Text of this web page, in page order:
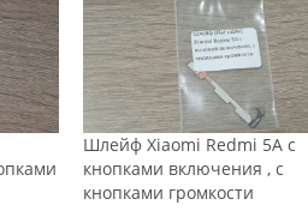
Шлейф Xiaomi Redmi 5A с
кнопками включения , с
кнопками громкости